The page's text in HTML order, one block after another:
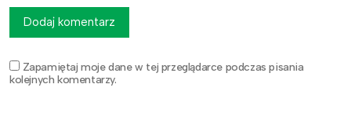
Zapamiętaj moje dane w tej przeglądarce podczas pisania
kolejnych komentarzy.
Dodaj komentarz